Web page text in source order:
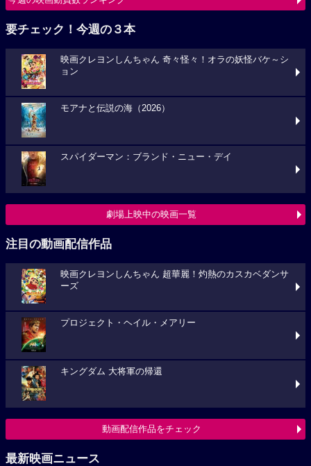
要チェック！今週の３本
映画クレヨンしんちゃん 奇々怪々！オラの妖怪バケ～シ
ョン
モアナと伝説の海（2026）
スパイダーマン：ブランド・ニュー・デイ
劇場上映中の映画一覧
注目の動画配信作品
映画クレヨンしんちゃん 超華麗！灼熱のカスカベダンサ
ーズ
プロジェクト・ヘイル・メアリー
キングダム 大将軍の帰還
動画配信作品をチェック
最新映画ニュース